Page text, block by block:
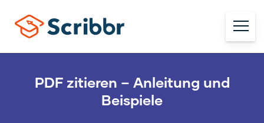
PDF zitieren – Anleitung und
Beispiele